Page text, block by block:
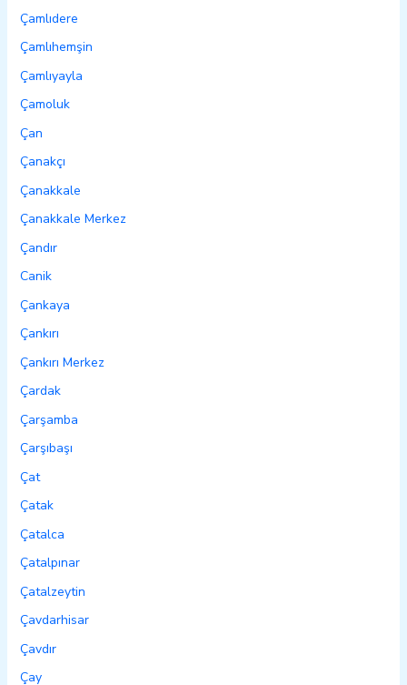
Çamlıdere
Çamlıhemşin
Çamlıyayla
Çamoluk
Çan
Çanakçı
Çanakkale
Çanakkale Merkez
Çandır
Canik
Çankaya
Çankırı
Çankırı Merkez
Çardak
Çarşamba
Çarşıbaşı
Çat
Çatak
Çatalca
Çatalpınar
Çatalzeytin
Çavdarhisar
Çavdır
Çay